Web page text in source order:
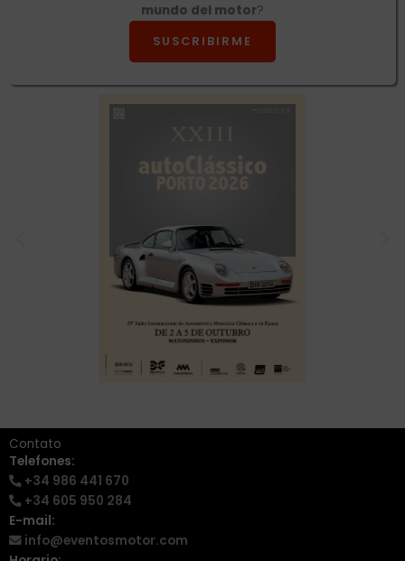
mundo del motor?
SUSCRIBIRME
Contato
Telefones:
+34 986 441 670
+34 605 950 284
E-mail:
info@eventosmotor.com